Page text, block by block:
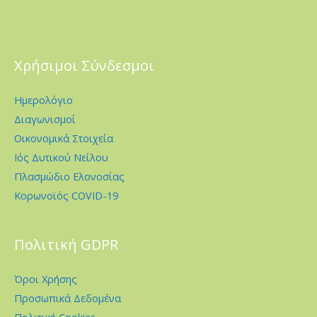
Χρήσιμοι Σύνδεσμοι
Ημερολόγιο
Διαγωνισμοί
Οικονομικά Στοιχεία
Ιός Δυτικού Νείλου
Πλασμώδιο Ελονοσίας
Κορωνοϊός COVID-19
Πολιτική GDPR
Όροι Χρήσης
Προσωπικά Δεδομένα